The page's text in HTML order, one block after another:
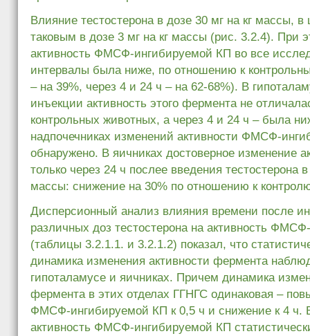
Влияние тестостерона в дозе 30 мг на кг массы,
таковым в дозе 3 мг на кг массы (рис. 3.2.4). При
активность ФМСФ-ингибируемой КП во все
интервалы была ниже, по отношению к
– на 39%, через 4 и 24 ч – на 62-68%). В
инъекции активность этого фермента не
контрольных животных, а через 4 и 24 ч – была
надпочечниках изменений активности ФМСФ-
обнаружено. В яичниках достоверное изменение
только через 24 ч послее введения тестостерона
массы: снижение на 30% по отношению к
Дисперсионный анализ влияния времени после
различных доз тестостерона на активность
(таблицы 3.2.1.1. и 3.2.1.2) показал, что
динамика изменения активности фермента
гипоталамусе и яичниках. Причем динамика
фермента в этих отделах ГГНГС одинаковая –
ФМСФ-ингибируемой КП к 0,5 ч и снижение к 4 ч.
активность ФМСФ-ингибируемой КП